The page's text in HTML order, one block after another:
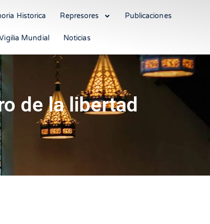
Historica Represores Publicaciones
Mundial Noticias
de la libertad